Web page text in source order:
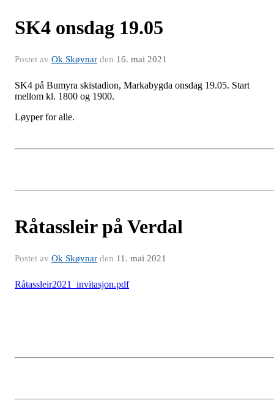
SK4 onsdag 19.05
Postet av Ok Skøynar den 16. mai 2021
SK4 på Bumyra skistadion, Markabygda onsdag 19.05. Start
mellom kl. 1800 og 1900.
Løyper for alle.
Råtassleir på Verdal
Postet av Ok Skøynar den 11. mai 2021
Råtassleir2021_invitasjon.pdf